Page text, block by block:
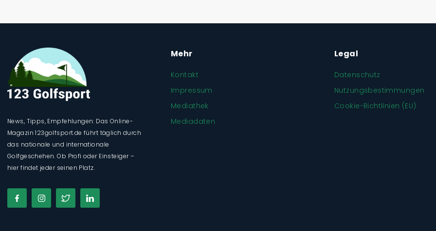
News, Tipps, Empfehlungen: Das Online-
Magazin 123golfsport.de führt täglich durch
das nationale und internationale
Golfgeschehen. Ob Profi oder Einsteiger –
hier findet jeder seinen Platz.
Mehr
Kontakt
Impressum
Mediathek
Mediadaten
Legal
Datenschutz
Nutzungsbestimmungen
Cookie-Richtlinien (EU)